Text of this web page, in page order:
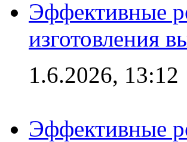
Эффективные
изготовления
1.6.2026, 13:12
Эффективные